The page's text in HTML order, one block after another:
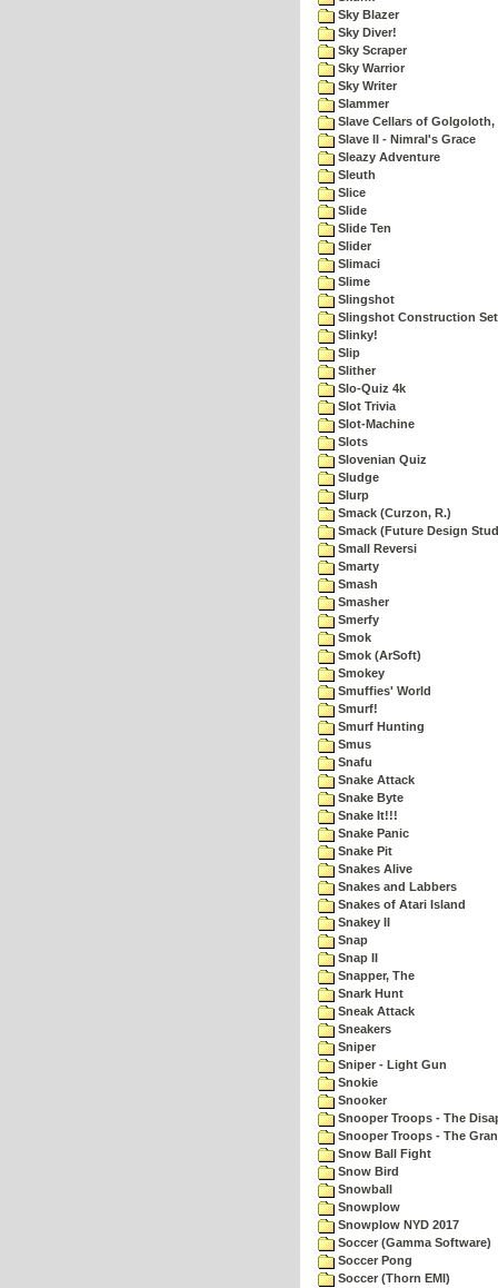
Sky Blazer
Sky Diver!
Sky Scraper
Sky Warrior
Sky Writer
Slammer
Slave Cellars of Golgoloth,
Slave II - Nimral's Grace
Sleazy Adventure
Sleuth
Slice
Slide
Slide Ten
Slider
Slimaci
Slime
Slingshot
Slingshot Construction Set
Slinky!
Slip
Slither
Slo-Quiz 4k
Slot Trivia
Slot-Machine
Slots
Slovenian Quiz
Sludge
Slurp
Smack (Curzon, R.)
Smack (Future Design
Small Reversi
Smarty
Smash
Smasher
Smerfy
Smok
Smok (ArSoft)
Smokey
Smuffies' World
Smurf!
Smurf Hunting
Smus
Snafu
Snake Attack
Snake Byte
Snake It!!!
Snake Panic
Snake Pit
Snakes Alive
Snakes and Labbers
Snakes of Atari Island
Snakey II
Snap
Snap II
Snapper, The
Snark Hunt
Sneak Attack
Sneakers
Sniper
Sniper - Light Gun
Snokie
Snooker
Snooper Troops - The
Snooper Troops - The
Snow Ball Fight
Snow Bird
Snowball
Snowplow
Snowplow NYD 2017
Soccer (Gamma Software)
Soccer Pong
Soccer (Thorn EMI)